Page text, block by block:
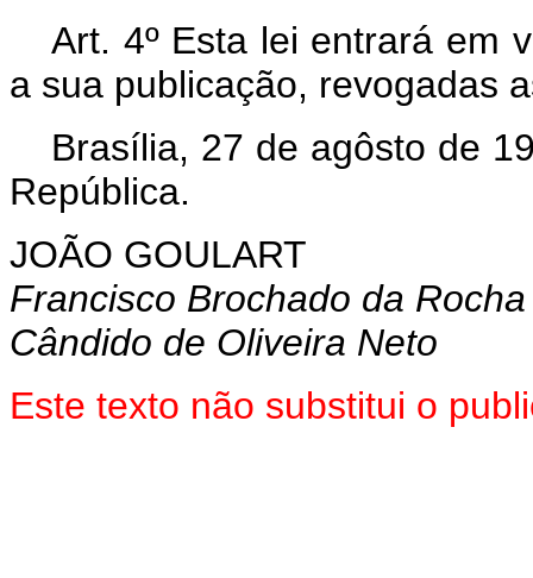
Art. 4º Esta lei entrará em
a sua publicação, revogadas
Brasília, 27 de agôsto de
República.
JOÃO GOULART
Francisco Brochado da Rocha
Cândido de Oliveira Neto
Este texto não substitui o